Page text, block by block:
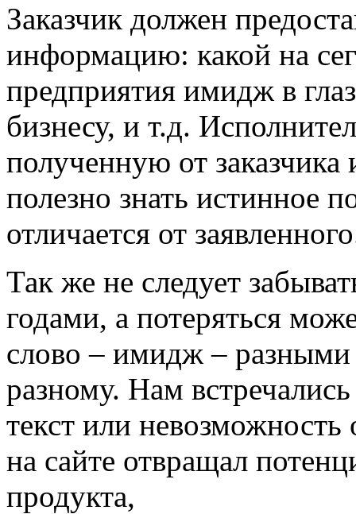
Заказчик должен
информацию: какой на
предприятия имидж в
бизнесу, и т.д.
полученную от
полезно знать истинное
отличается от
Так же не следует
годами, а потеряться
слово – имидж –
разному. Нам
текст или
на сайте отвращал
продукта,